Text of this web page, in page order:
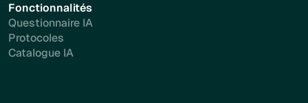
Fonctionnalités
Questionnaire IA
Protocoles
Catalogue IA